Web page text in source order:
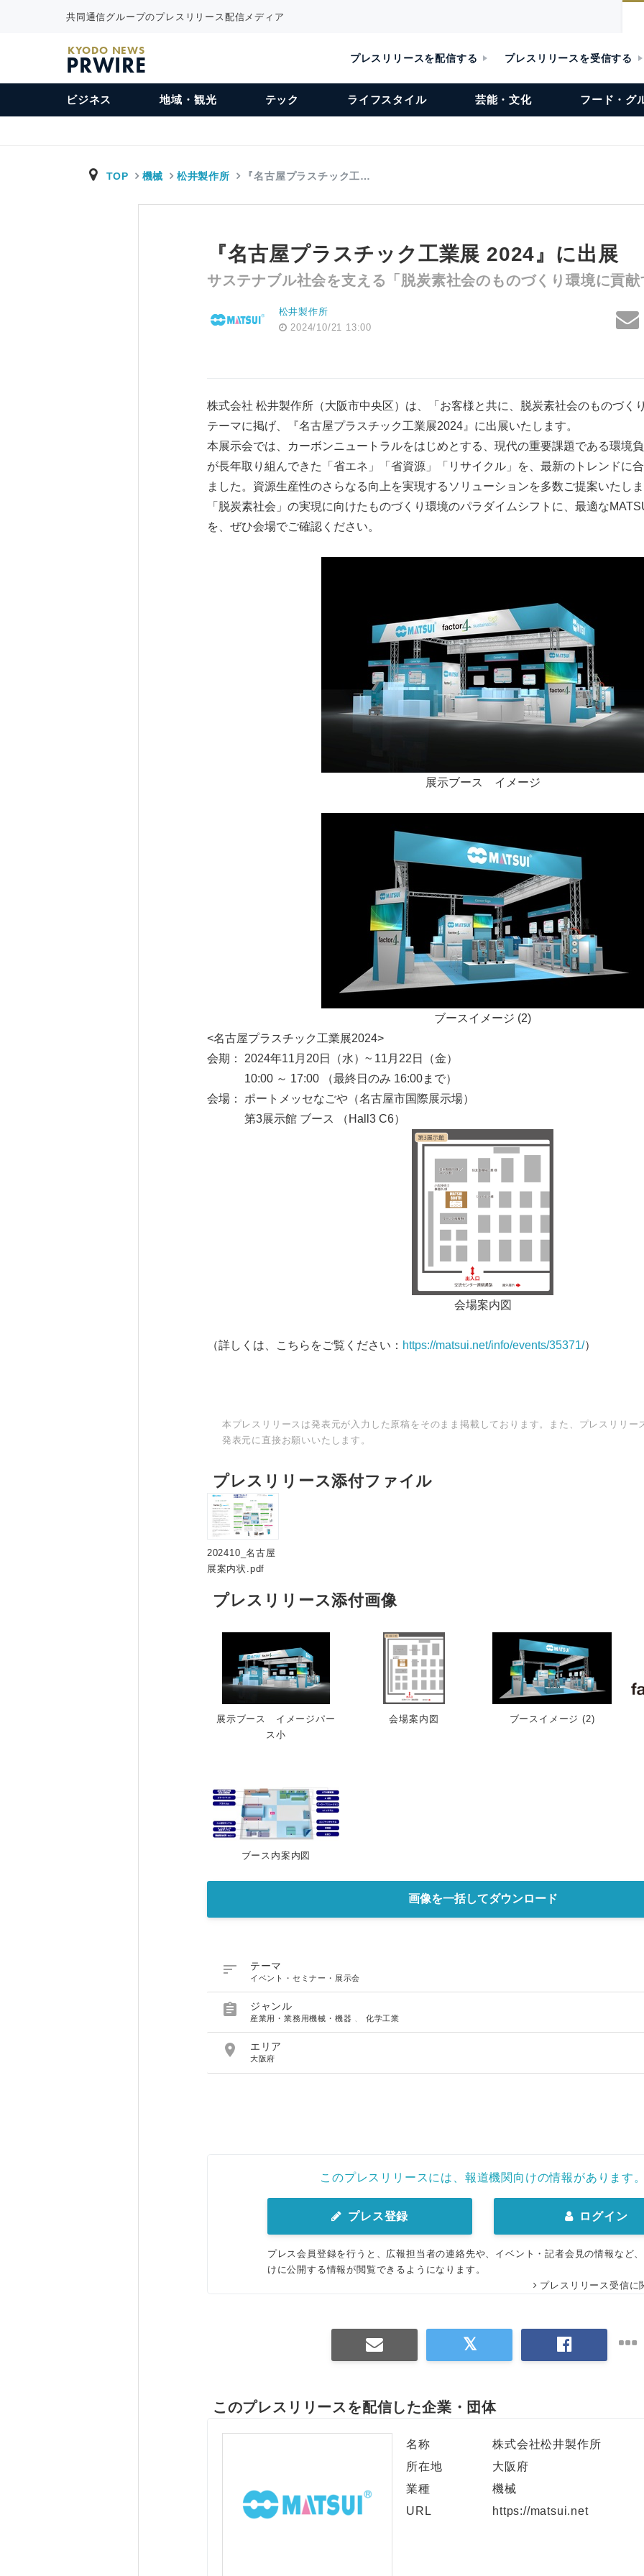
共同通信グループのプレスリリース配信メディア
KYODO NEWS
PRWIRE プレスリリースを配信する プレスリリースを受信する
ビジネス 地域・観光 テック ライフスタイル 芸能・文化 フード・グ
TOP 機械 松井製作所 『名古屋プラスチック工…
『名古屋プラスチック工業展 2024』に出展
サステナブル社会を支える「脱炭素社会のものづくり環境に貢献
松井製作所
2024/10/21 13:00
株式会社 松井製作所（大阪市中央区）は、「お客様と共に、脱炭素社会のものづく
テーマに掲げ、『名古屋プラスチック工業展2024』に出展いたします。
本展示会では、カーボンニュートラルをはじめとする、現代の重要課題である環境
が長年取り組んできた「省エネ」「省資源」「リサイクル」を、最新のトレンドに
ました。資源生産性のさらなる向上を実現するソリューションを多数ご提案いたしま
「脱炭素社会」の実現に向けたものづくり環境のパラダイムシフトに、最適な
を、ぜひ会場でご確認ください。
展示ブース イメージ
ブースイメージ (2)
<名古屋プラスチック工業展2024>
会期： 2024年11月20日（水）~ 11月22日（金）
10:00 ～ 17:00 （最終日のみ 16:00まで）
会場： ポートメッセなごや（名古屋市国際展示場）
第3展示館 ブース （Hall3 C6）
会場案内図
（詳しくは、こちらをご覧ください： https://matsui.net/info/events/35371/）
本プレスリリースは発表元が入力した原稿をそのまま掲載しております。また、プレスリリー
発表元に直接お願いいたします。
プレスリリース添付ファイル
202410_名古屋
展案内状.pdf
プレスリリース添付画像
展示ブース イメージパー
ス小
会場案内図 ブースイメージ (2)
ブース内案内図
画像を一括してダウンロード
 テーマ
イベント・セミナー・展示会
 ジャンル
産業用・業務用機械・機器 化学工業
 エリア
大阪府
このプレスリリースには、報道機関向けの情報があります。
プレス登録 ログイン
プレス会員登録を行うと、広報担当者の連絡先や、イベント・記者会見の情報など
けに公開する情報が閲覧できるようになります。
プレスリリース受信に
このプレスリリースを配信した企業・団体
名称
株式会社松井製作所
所在地
大阪府
業種
機械
URL
https://matsui.net
Japanese
English